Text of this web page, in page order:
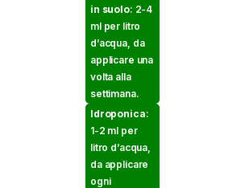
in suolo: 2-4
ml per litro
d’acqua, da
applicare una
volta alla
settimana.
Idroponica:
1-2 ml per
litro d’acqua,
da applicare
ogni